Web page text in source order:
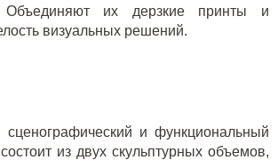
Объединяют их дерзкие принты и
визуальных решений.
и функциональный
из двух скульптурных объемов,